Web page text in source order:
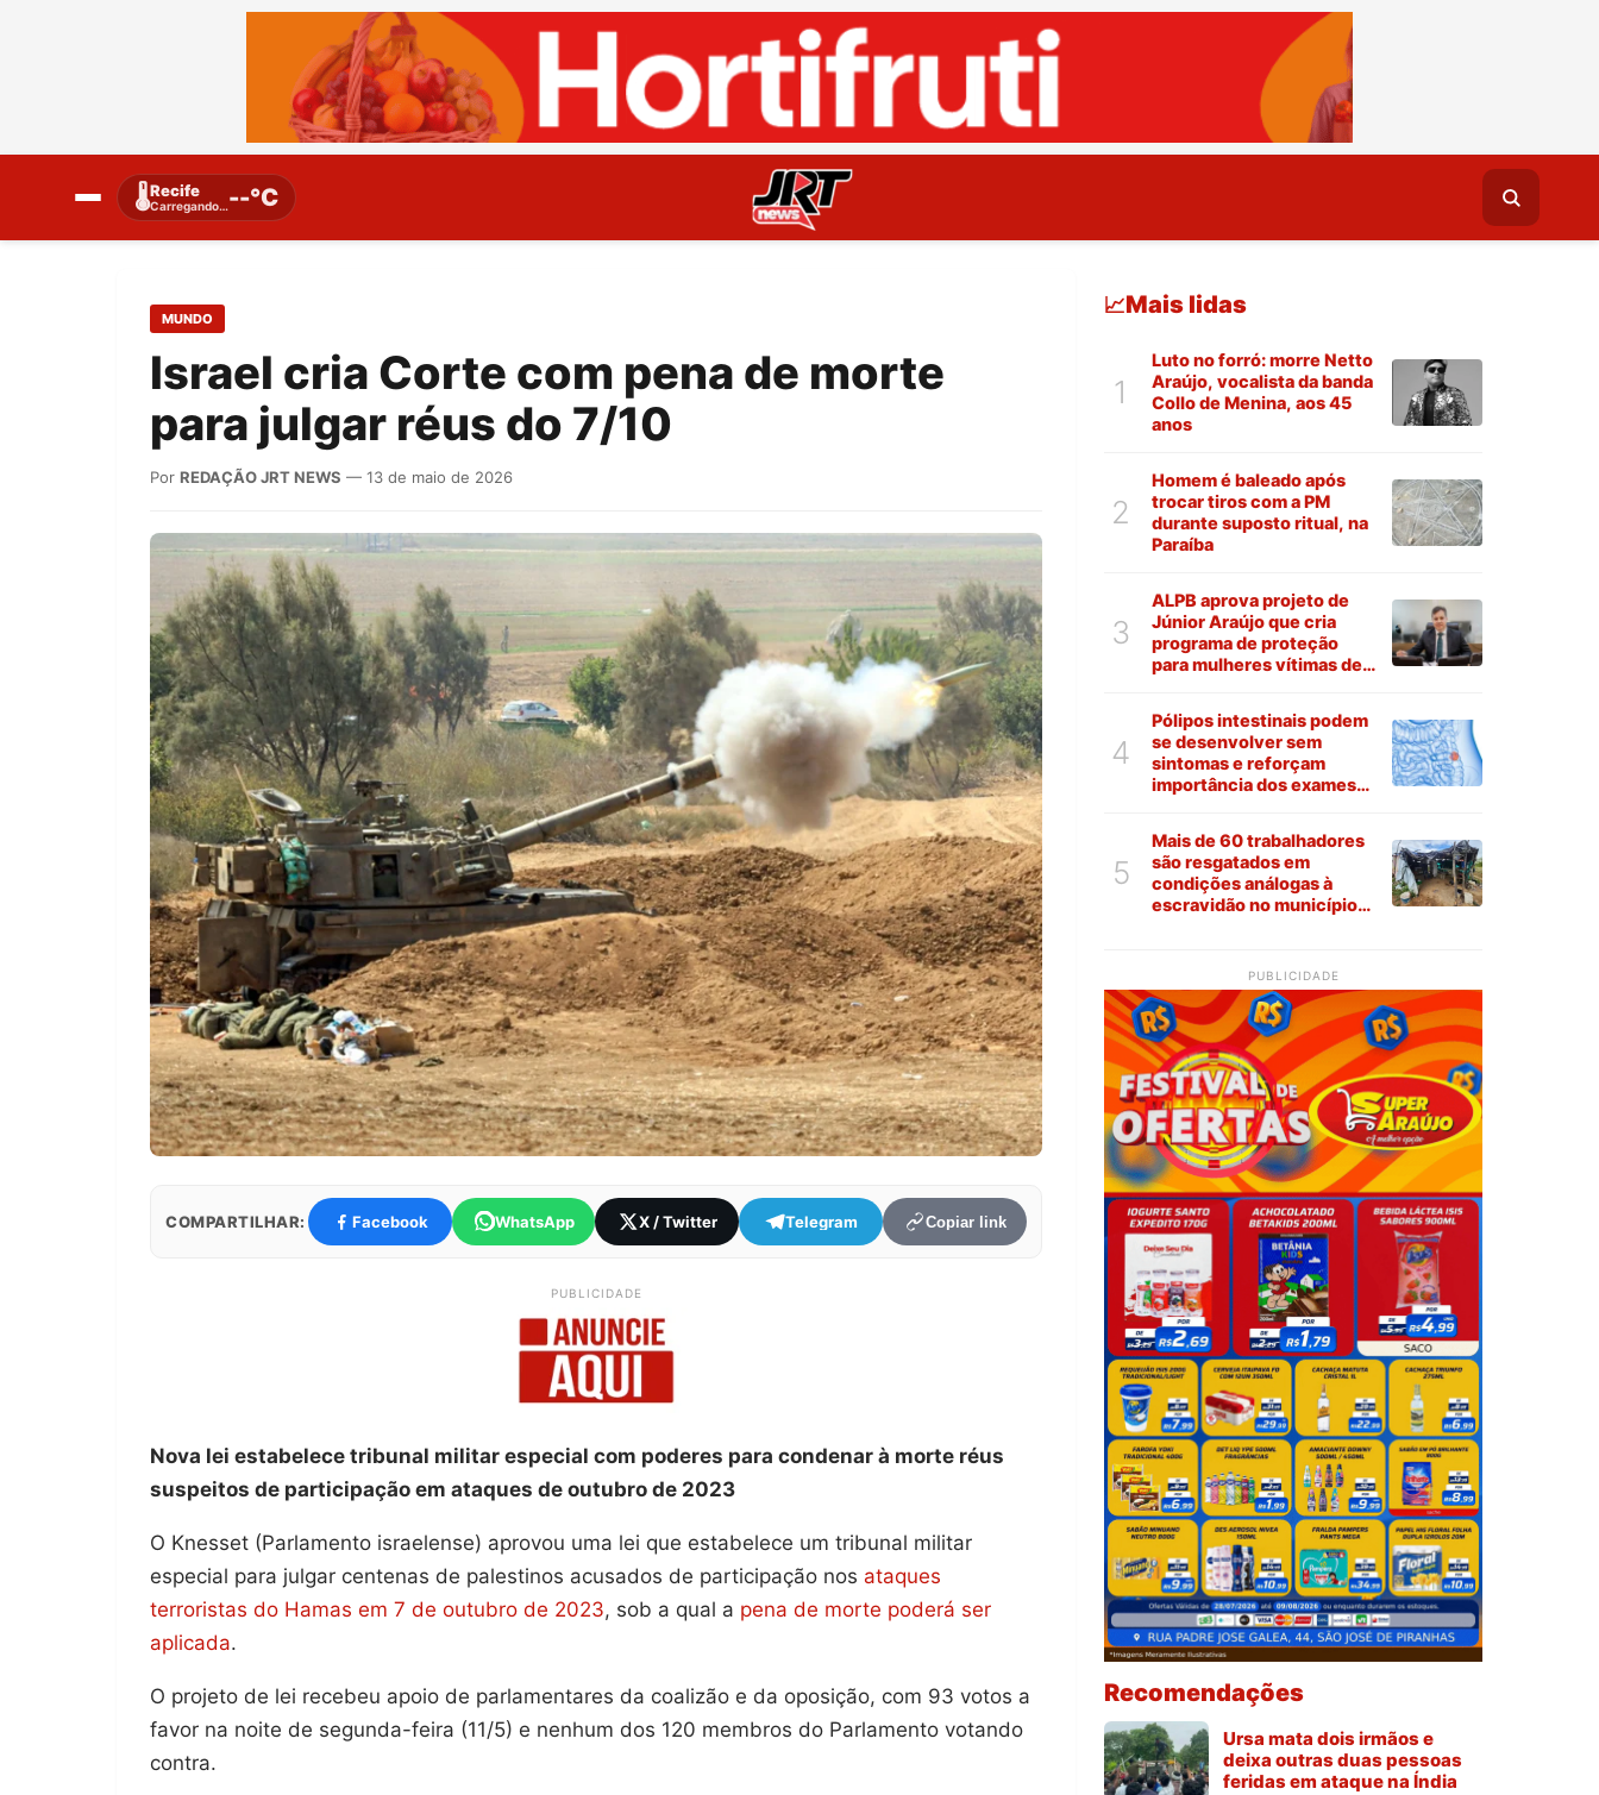
🌡️Recife
Carregando…--°C
MUNDO
Israel cria Corte com pena de morte
para julgar réus do 7/10
Por REDAÇÃO JRT NEWS — 13 de maio de 2026
COMPARTILHAR: Facebook WhatsApp X / Twitter Telegram Copiar link
PUBLICIDADE
Nova lei estabelece tribunal militar especial com poderes para condenar à morte réus
suspeitos de participação em ataques de outubro de 2023
O Knesset (Parlamento israelense) aprovou uma lei que estabelece um tribunal militar
especial para julgar centenas de palestinos acusados de participação nos ataques
terroristas do Hamas em 7 de outubro de 2023, sob a qual a pena de morte poderá ser
aplicada.
O projeto de lei recebeu apoio de parlamentares da coalizão e da oposição, com 93 votos a
favor na noite de segunda-feira (11/5) e nenhum dos 120 membros do Parlamento votando
contra.
📈Mais lidas
1
Luto no forró: morre Netto
Araújo, vocalista da banda
Collo de Menina, aos 45
anos
2
Homem é baleado após
trocar tiros com a PM
durante suposto ritual, na
Paraíba
3
ALPB aprova projeto de
Júnior Araújo que cria
programa de proteção
para mulheres vítimas de
4
Pólipos intestinais podem
se desenvolver sem
sintomas e reforçam
importância dos exames
5
Mais de 60 trabalhadores
são resgatados em
condições análogas à
escravidão no município
PUBLICIDADE
Recomendações
Ursa mata dois irmãos e
deixa outras duas pessoas
feridas em ataque na Índia